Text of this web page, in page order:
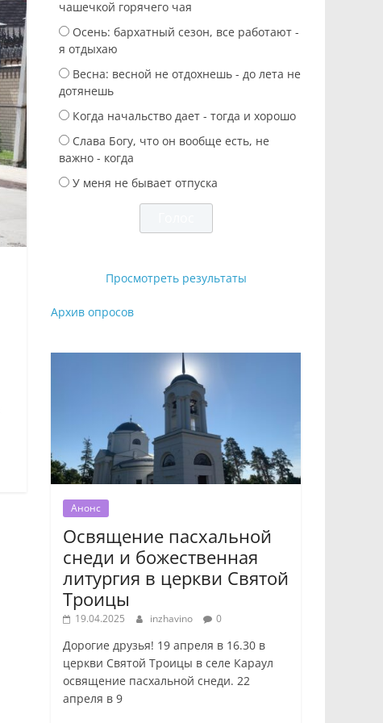
чашечкой горячего чая
Осень: бархатный сезон, все работают -
я отдыхаю
Весна: весной не отдохнешь - до лета не
дотянешь
Когда начальство дает - тогда и хорошо
Слава Богу, что он вообще есть, не
важно - когда
У меня не бывает отпуска
Просмотреть результаты
Архив опросов
Анонс
Освящение пасхальной
снеди и божественная
литургия в церкви Святой
Троицы
19.04.2025 inzhavino 0
Дорогие друзья! 19 апреля в 16.30 в
церкви Святой Троицы в селе Караул
освящение пасхальной снеди. 22
апреля в 9